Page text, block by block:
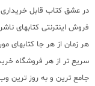
در عشق کتاب قابل
فروش اینترنتی کتابهای
هر زمان از هر جا کتابهای
سریع تر از هر فروشگاه
جامع ترین و به روز ترین